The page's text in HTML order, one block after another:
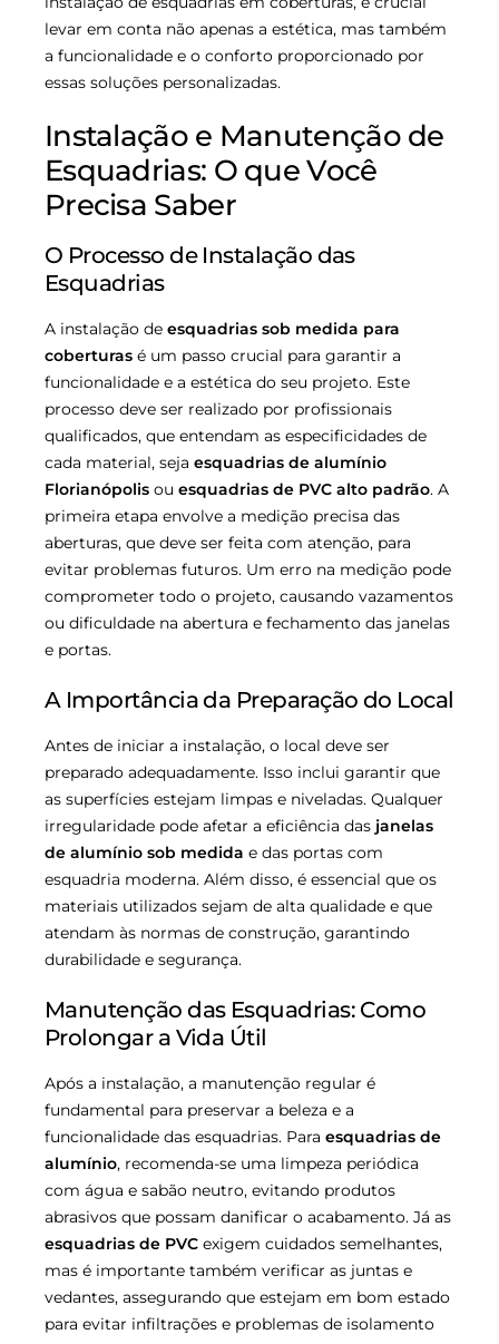
levar em conta não apenas a estética, mas também
a funcionalidade e o conforto proporcionado por
essas soluções personalizadas.
Instalação e Manutenção de
Esquadrias: O que Você
Precisa Saber
O Processo de Instalação das
Esquadrias
A instalação de esquadrias sob medida para
coberturas é um passo crucial para garantir a
funcionalidade e a estética do seu projeto. Este
processo deve ser realizado por profissionais
qualificados, que entendam as especificidades de
cada material, seja esquadrias de alumínio
Florianópolis ou esquadrias de PVC alto padrão. A
primeira etapa envolve a medição precisa das
aberturas, que deve ser feita com atenção, para
evitar problemas futuros. Um erro na medição pode
comprometer todo o projeto, causando vazamentos
ou dificuldade na abertura e fechamento das janelas
e portas.
A Importância da Preparação do Local
Antes de iniciar a instalação, o local deve ser
preparado adequadamente. Isso inclui garantir que
as superfícies estejam limpas e niveladas. Qualquer
irregularidade pode afetar a eficiência das janelas
de alumínio sob medida e das portas com
esquadria moderna. Além disso, é essencial que os
materiais utilizados sejam de alta qualidade e que
atendam às normas de construção, garantindo
durabilidade e segurança.
Manutenção das Esquadrias: Como
Prolongar a Vida Útil
Após a instalação, a manutenção regular é
fundamental para preservar a beleza e a
funcionalidade das esquadrias. Para esquadrias de
alumínio, recomenda-se uma limpeza periódica
com água e sabão neutro, evitando produtos
abrasivos que possam danificar o acabamento. Já as
esquadrias de PVC exigem cuidados semelhantes,
mas é importante também verificar as juntas e
vedantes, assegurando que estejam em bom estado
para evitar infiltrações e problemas de isolamento